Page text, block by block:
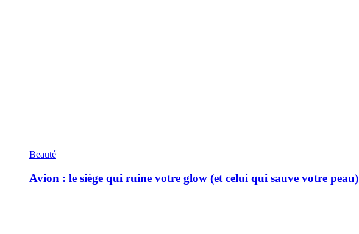
Beauté
Avion : le siège qui ruine votre glow (et celui qui sauve votre peau)